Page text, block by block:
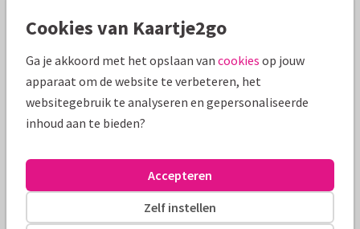
Productinformatie
Stijlvolle condoleancekaart met een illustratie van een
groen landschap met horizon en vliegende vogels. De tekst
op de kaart is volledig aanpasbaar.
Cookies van Kaartje2go
Ga je akkoord met het opslaan van cookies op jouw
apparaat om de website te verbeteren, het
websitegebruik te analyseren en gepersonaliseerde
inhoud aan te bieden?
Zelf instellen
Accepteren